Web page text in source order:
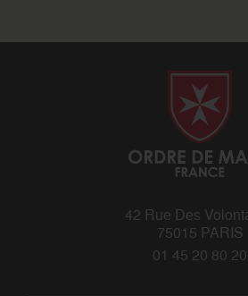
42 Rue Des
75015 PARIS
01 45 20 80 20